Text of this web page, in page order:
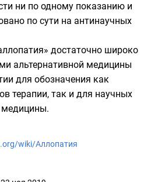
ни по одному показанию и
по сути на антинаучных
достаточно широко
альтернативной медицины
для обозначения как
терапии, так и для научных
медицины.
wiki/Аллопатия